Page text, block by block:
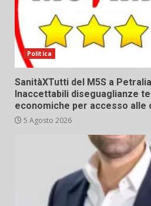
Politica
SanitàXTutti del M5S a
Inaccettabili diseguaglianze
economiche per accesso alle
5 Agosto 2026